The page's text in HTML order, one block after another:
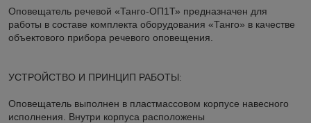
Оповещатель речевой «Танго-ОП1Т» предназначен для
работы в составе комплекта оборудования «Танго» в качестве
объектового прибора речевого оповещения.
УСТРОЙСТВО И ПРИНЦИП РАБОТЫ:
Оповещатель выполнен в пластмассовом корпусе навесного
исполнения. Внутри корпуса расположены